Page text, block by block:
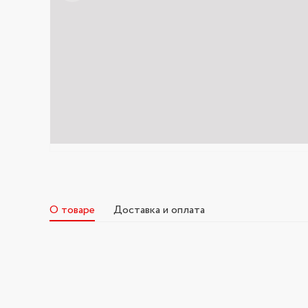
О товаре Доставка и оплата